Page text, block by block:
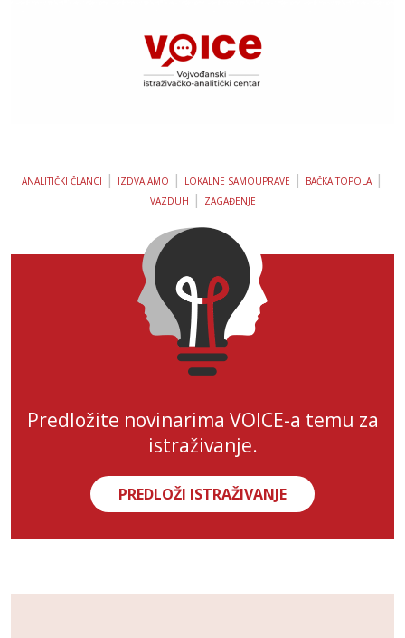
ANALITIČKI ČLANCI | IZDVAJAMO | LOKALNE SAMOUPRAVE | BAČKA TOPOLA|
VAZDUH | ZAGAĐENJE
Predložite novinarima VOICE-a temu za
istraživanje.
PREDLOŽI ISTRAŽIVANJE